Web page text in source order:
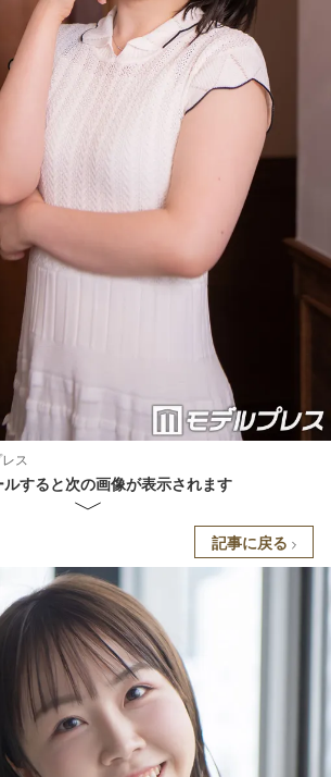
ス
ルすると次の画像が表示されます
記事に戻る